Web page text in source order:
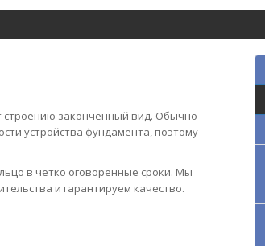
строению законченный вид. Обычно
устройства фундамента, поэтому
в четко оговоренные сроки. Мы
и гарантируем качество.